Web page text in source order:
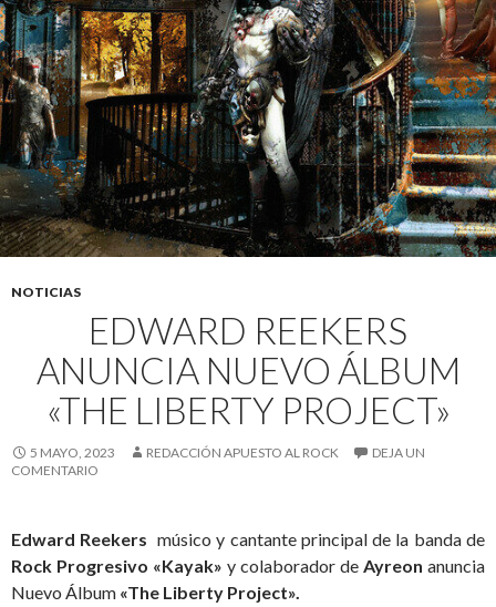
NOTICIAS
EDWARD REEKERS
ANUNCIA NUEVO ÁLBUM
«THE LIBERTY PROJECT»
5 MAYO, 2023 REDACCIÓN APUESTO AL ROCK
DEJA UN
COMENTARIO
Edward Reekers músico y cantante principal de la banda de
Rock Progresivo «Kayak» y colaborador de Ayreon anuncia
Nuevo Álbum «The Liberty Project».